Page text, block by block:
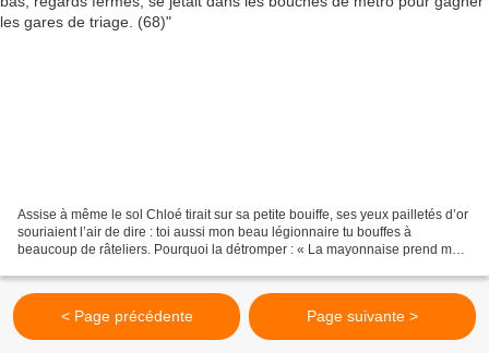
Assise à même le sol Chloé tirait sur sa petite bouiffe, ses yeux pailletés d’or
souriaient l’air de dire : toi aussi mon beau légionnaire tu bouffes à
beaucoup de râteliers. Pourquoi la détromper : « La mayonnaise prend ma
< Page précédente Page suivante >